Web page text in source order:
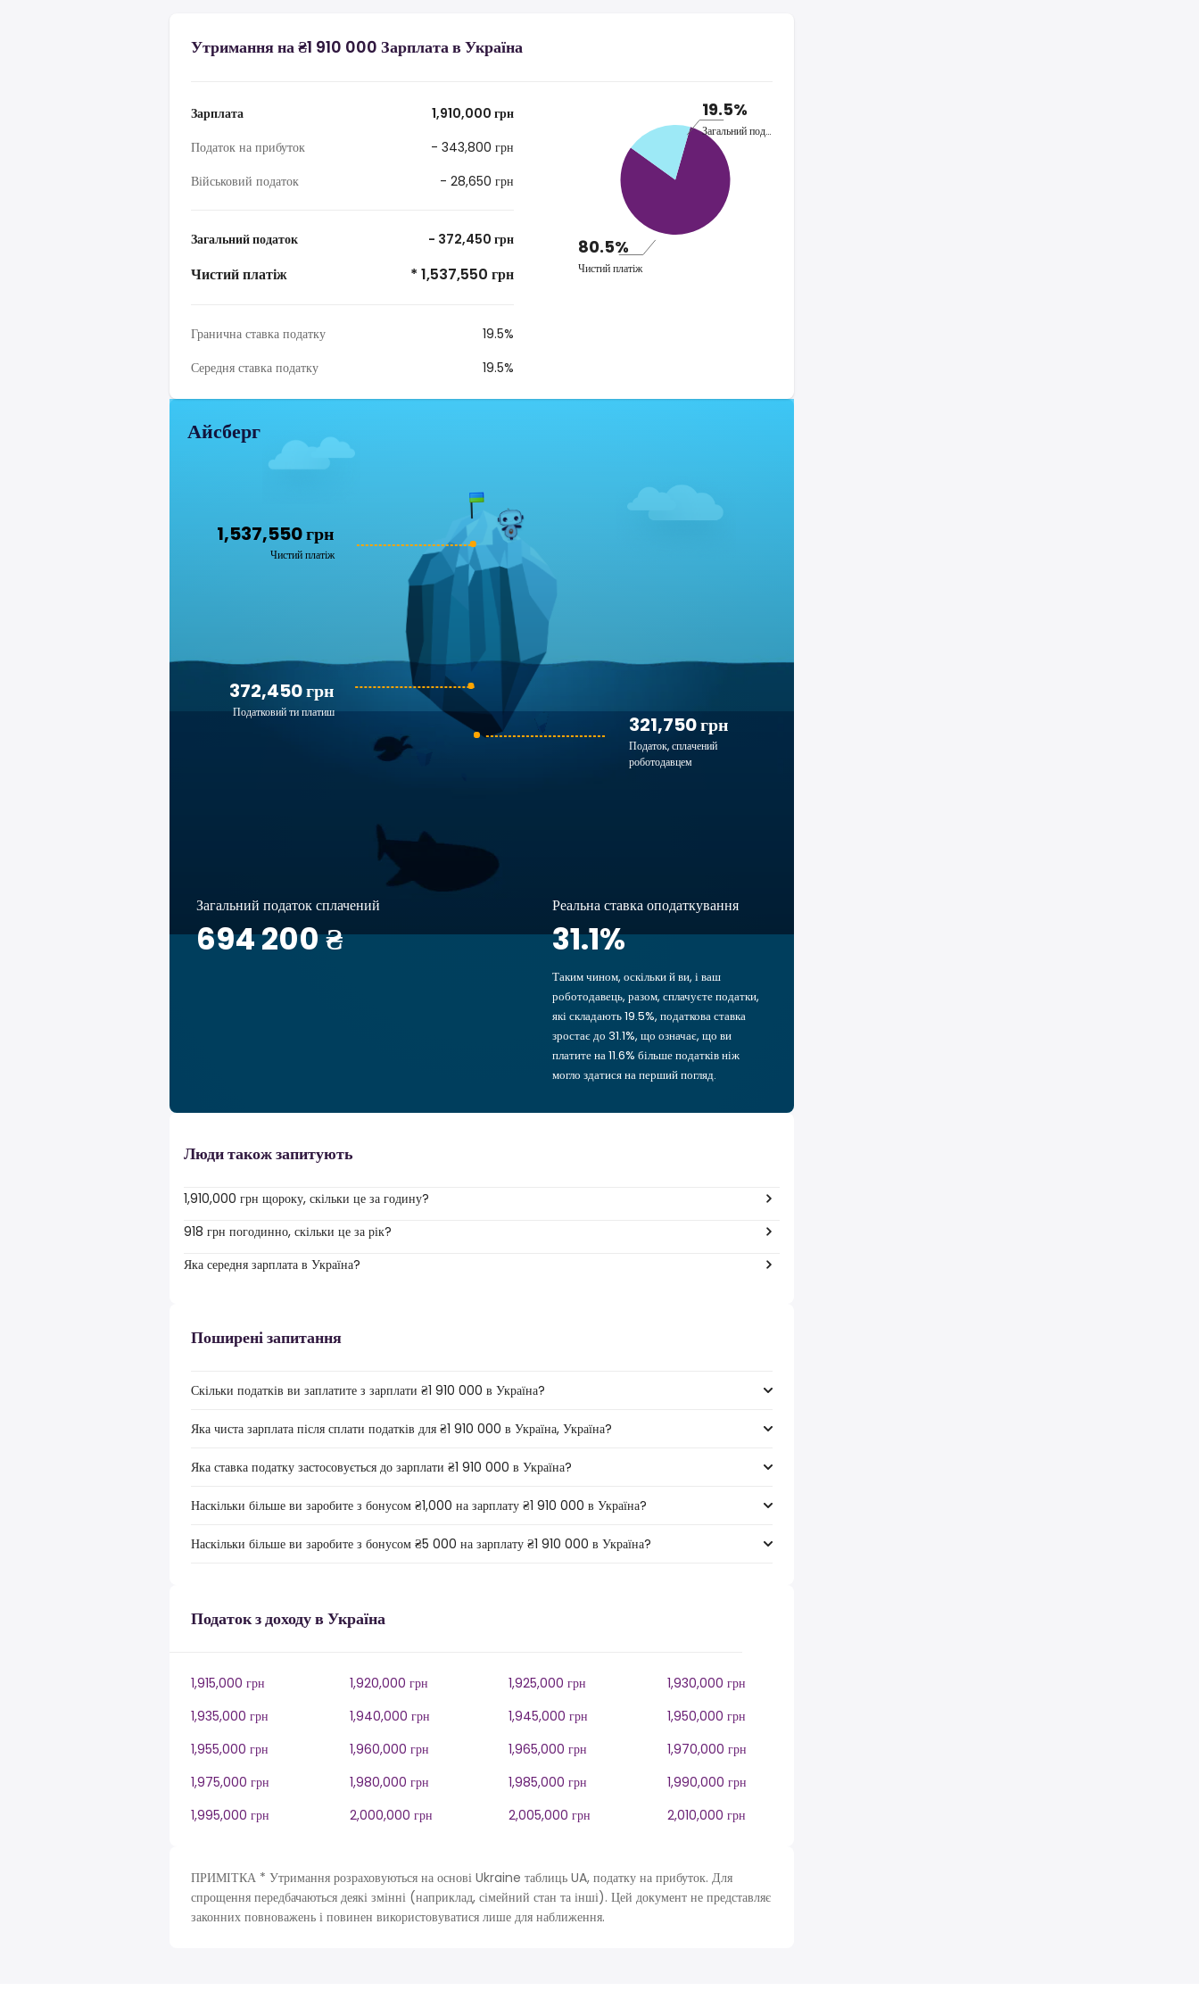
Утримання на ₴1 910 000 Зарплата в Україна
Зарплата
1,910,000 грн
Податок на прибуток
- 343,800 грн
Військовий податок
- 28,650 грн
Загальний податок - 372,450 грн
Чистий платіж * 1,537,550 грн
Гранична ставка податку
19.5%
Середня ставка податку
19.5%
19.5%
Загальний податок
80.5%
Чистий платіж
Айсберг
1,537,550 грн
Чистий платіж
321,750 грн
Податок, сплачений
роботодавцем
372,450 грн
Податковий ти платиш
Загальний податок сплачений
694 200 ₴
Реальна ставка оподаткування
31.1%
Таким чином, оскільки й ви, і ваш
роботодавець, разом, сплачуєте податки,
які складають 19.5%, податкова ставка
зростає до 31.1%, що означає, що ви
платите на 11.6% більше податків ніж
могло здатися на перший погляд.
Люди також запитують
1,910,000 грн щороку, скільки це за годину?
918 грн погодинно, скільки це за рік?
Яка середня зарплата в Україна?
Поширені запитання
Скільки податків ви заплатите з зарплати ₴1 910 000 в Україна?
Яка чиста зарплата після сплати податків для ₴1 910 000 в Україна, Україна?
Яка ставка податку застосовується до зарплати ₴1 910 000 в Україна?
Наскільки більше ви заробите з бонусом ₴1,000 на зарплату ₴1 910 000 в Україна?
Наскільки більше ви заробите з бонусом ₴5 000 на зарплату ₴1 910 000 в Україна?
Податок з доходу в Україна
1,915,000 грн 1,920,000 грн 1,925,000 грн
1,930,000 грн
1,935,000 грн
1,940,000 грн 1,945,000 грн
1,950,000 грн
1,955,000 грн
1,960,000 грн 1,965,000 грн
1,970,000 грн
1,975,000 грн
1,980,000 грн 1,985,000 грн
1,990,000 грн
1,995,000 грн
2,000,000 грн 2,005,000 грн 2,010,000 грн
ПРИМІТКА * Утримання розраховуються на основі Ukraine таблиць UA, податку на прибуток. Для
спрощення передбачаються деякі змінні (наприклад, сімейний стан та інші). Цей документ не представляє
законних повноважень і повинен використовуватися лише для наближення.